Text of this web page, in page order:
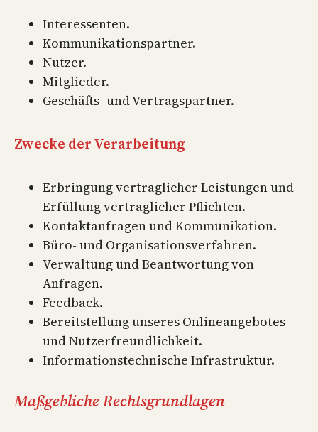
Interessenten.
Kommunikationspartner.
Nutzer.
Mitglieder.
Geschäfts- und Vertragspartner.
Zwecke der Verarbeitung
Erbringung vertraglicher Leistungen und
Erfüllung vertraglicher Pflichten.
Kontaktanfragen und Kommunikation.
Büro- und Organisationsverfahren.
Verwaltung und Beantwortung von
Anfragen.
Feedback.
Bereitstellung unseres Onlineangebotes
und Nutzerfreundlichkeit.
Informationstechnische Infrastruktur.
Maßgebliche Rechtsgrundlagen